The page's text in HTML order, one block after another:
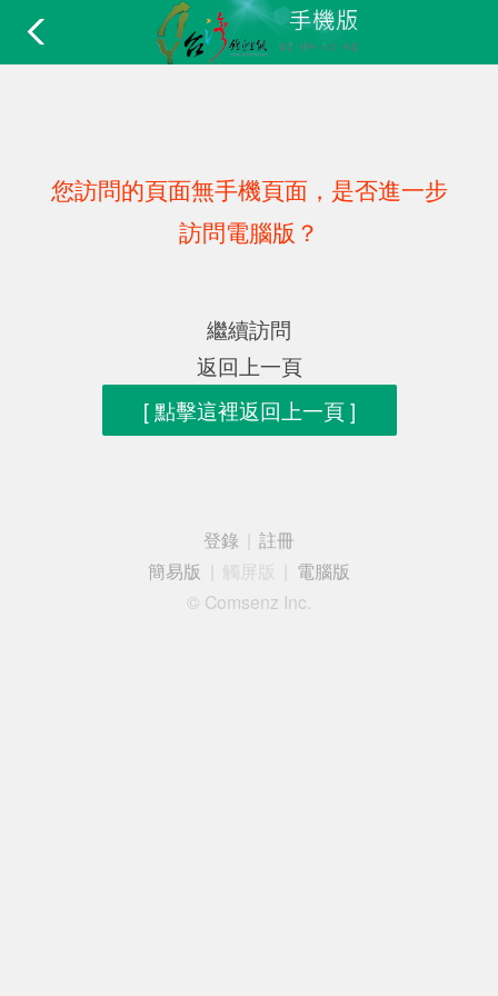
您訪問的頁面無手機頁面，是否進一步
訪問電腦版？
繼續訪問
返回上一頁
[ 點擊這裡返回上一頁 ]
登錄
註冊
簡易版
觸屏版
電腦版
© Comsenz Inc.